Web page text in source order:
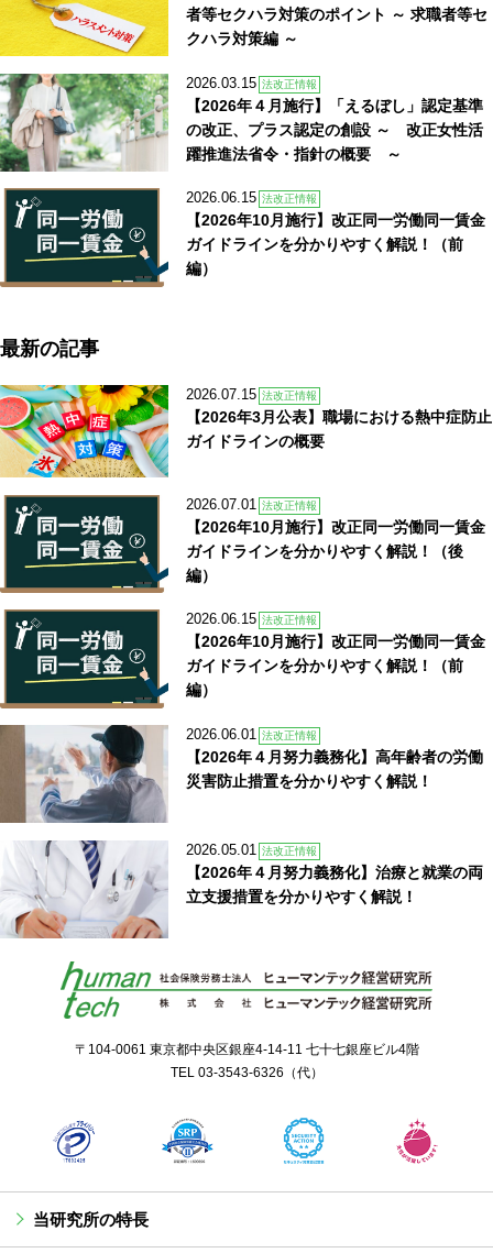
者等セクハラ対策のポイント ～ 求職者等セ
クハラ対策編 ～
2026.03.15 法改正情報
【2026年４月施行】「えるぼし」認定基準
の改正、プラス認定の創設 ～ 改正女性活
躍推進法省令・指針の概要 ～
2026.06.15 法改正情報
【2026年10月施行】改正同一労働同一賃金
ガイドラインを分かりやすく解説！（前
編）
最新の記事
2026.07.15 法改正情報
【2026年3月公表】職場における熱中症防止
ガイドラインの概要
2026.07.01 法改正情報
【2026年10月施行】改正同一労働同一賃金
ガイドラインを分かりやすく解説！（後
編）
2026.06.15 法改正情報
【2026年10月施行】改正同一労働同一賃金
ガイドラインを分かりやすく解説！（前
編）
2026.06.01 法改正情報
【2026年４月努力義務化】高年齢者の労働
災害防止措置を分かりやすく解説！
2026.05.01 法改正情報
【2026年４月努力義務化】治療と就業の両
立支援措置を分かりやすく解説！
〒104-0061 東京都中央区銀座4-14-11 七十七銀座ビル4階
TEL 03-3543-6326 （代）
当研究所の特長